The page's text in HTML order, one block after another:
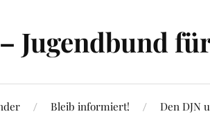
Jugendbund
Bleib informiert! Den DJN